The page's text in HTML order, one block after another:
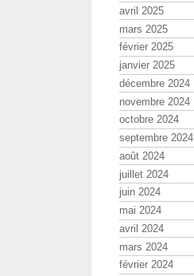
avril 2025
mars 2025
février 2025
janvier 2025
décembre 2024
novembre 2024
octobre 2024
septembre 2024
août 2024
juillet 2024
juin 2024
mai 2024
avril 2024
mars 2024
février 2024